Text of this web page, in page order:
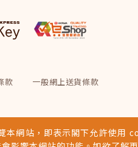
款 一般網上送貨條款
網站，即表示閣下允許使用